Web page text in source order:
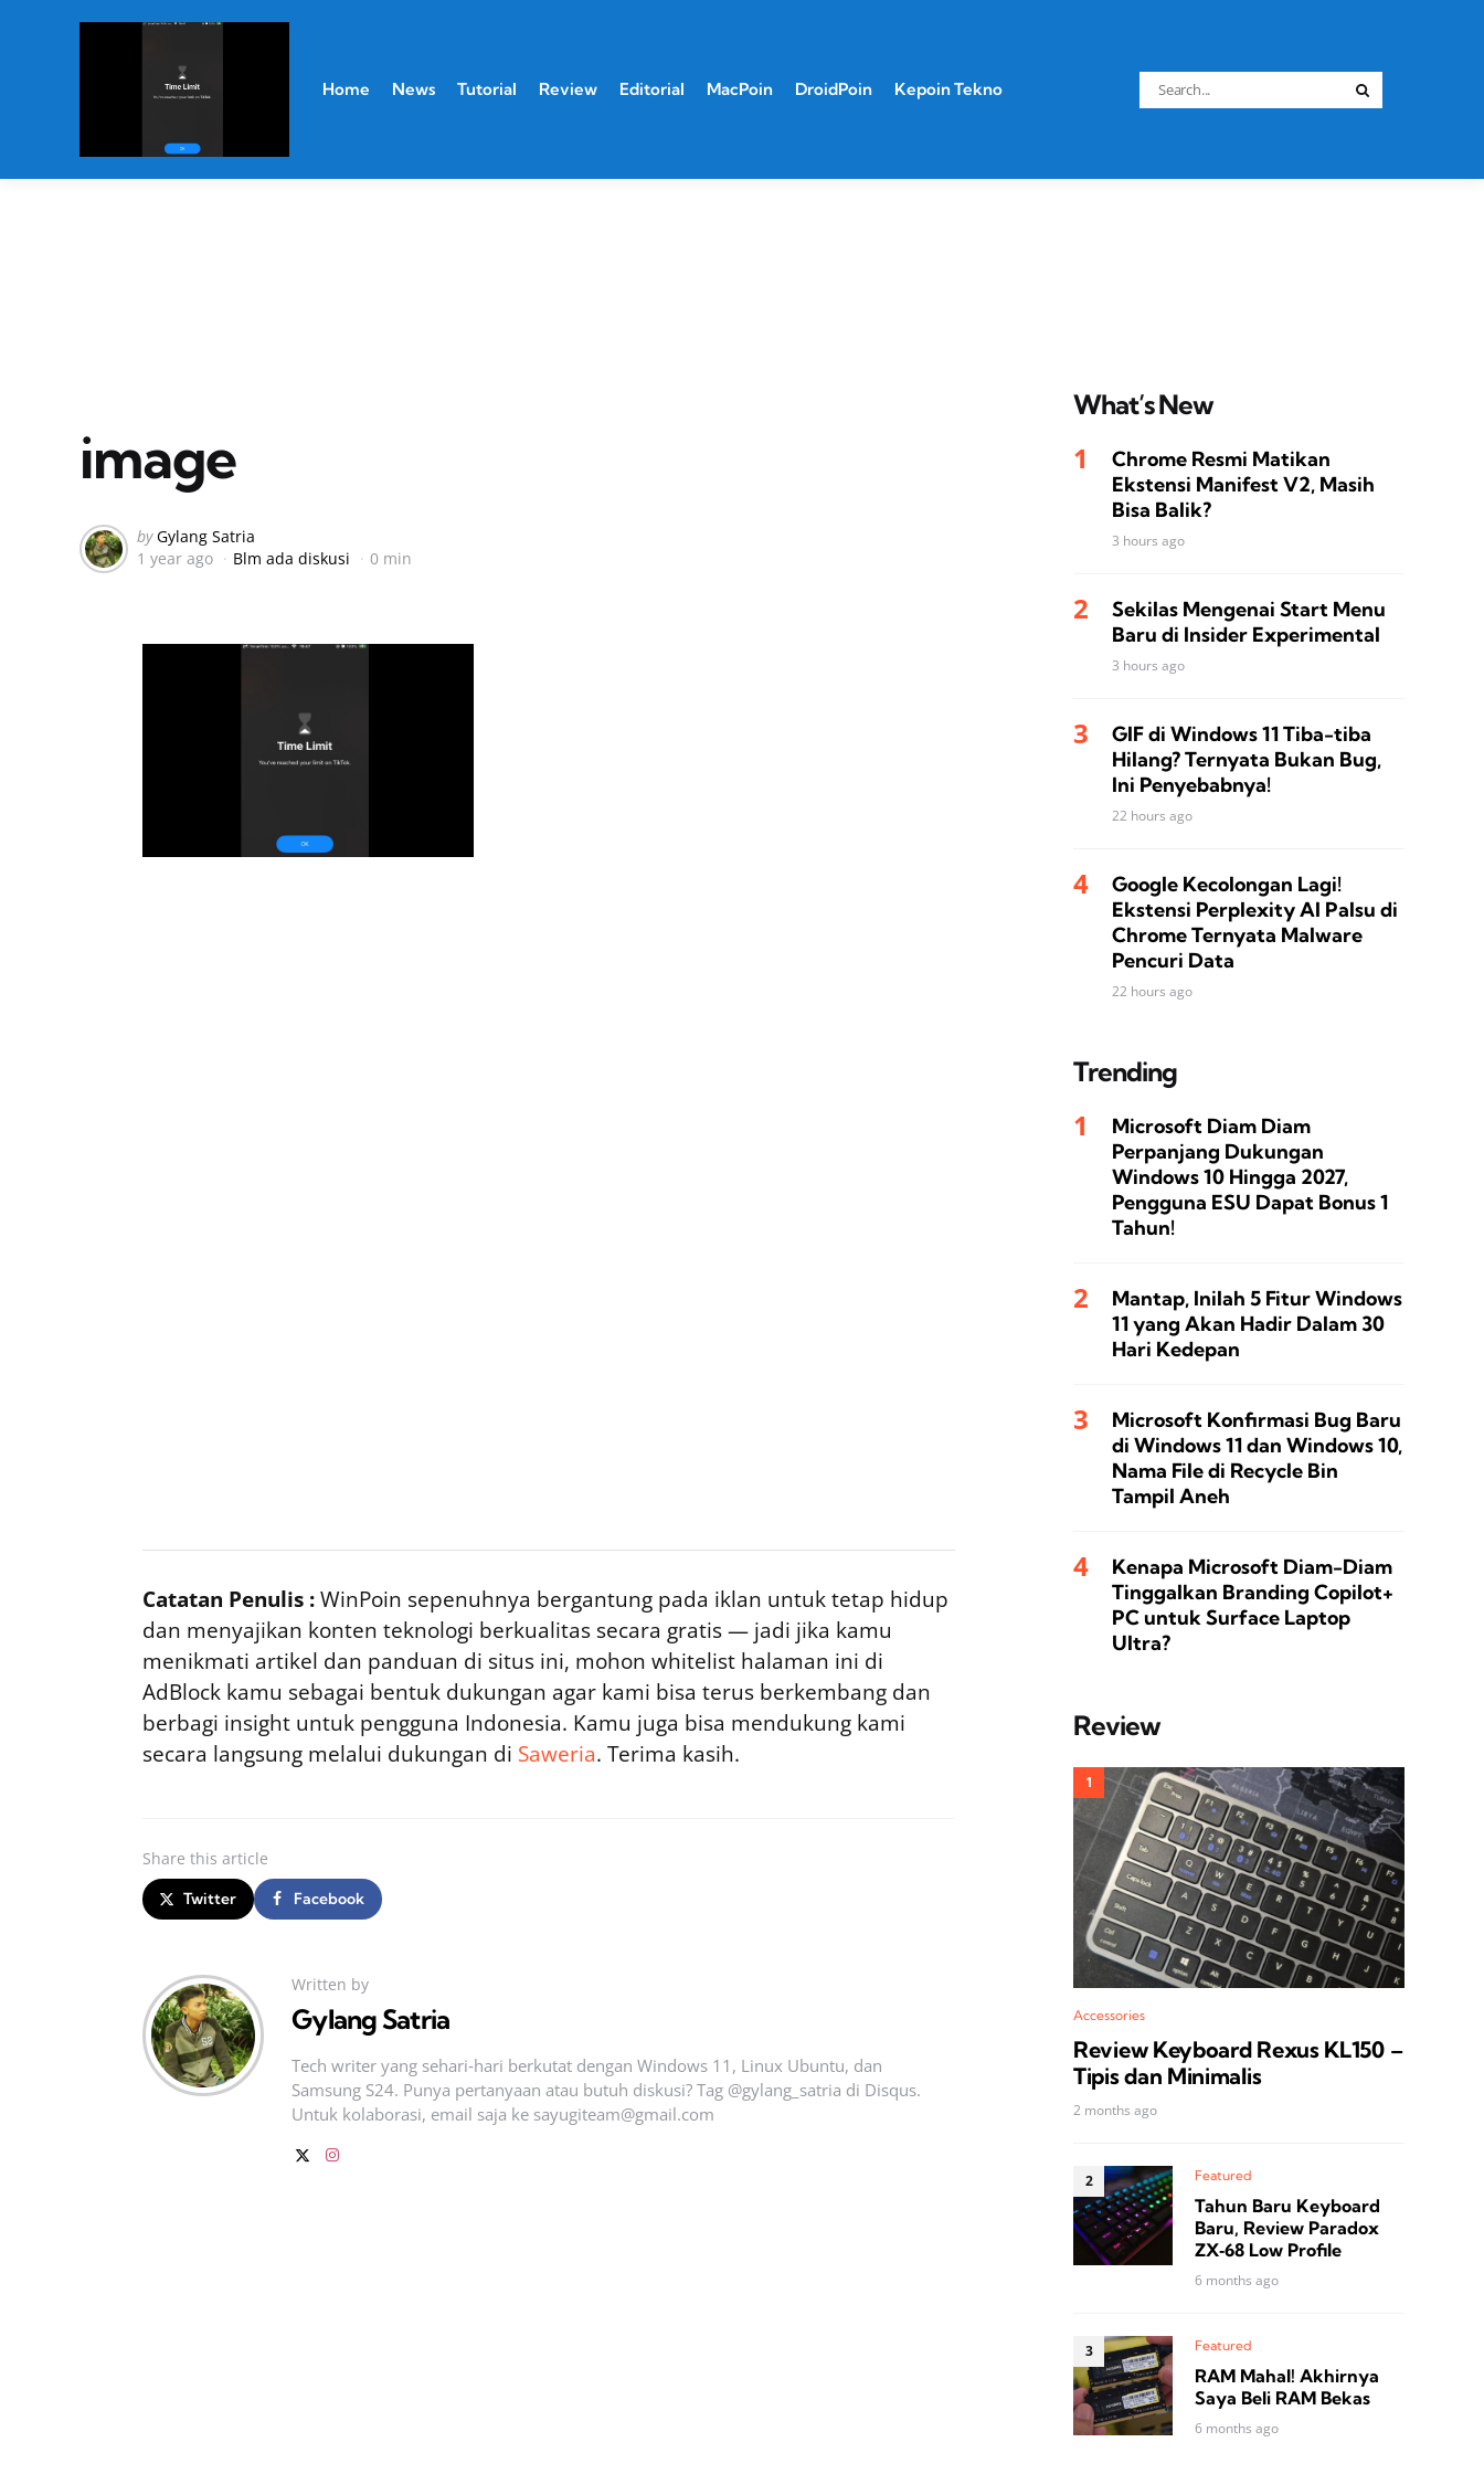
Home News Tutorial Review Editorial MacPoin DroidPoin Kepoin Tekno
Search
for:
image
Posted
by
by Gylang Satria
1 year ago
Blm ada diskusi 0 min
Catatan Penulis :WinPoin sepenuhnya bergantung pada iklan untuk tetap hidup
dan menyajikan konten teknologi berkualitas secara gratis — jadi jika kamu
menikmati artikel dan panduan di situs ini, mohon whitelist halaman ini di
AdBlock kamu sebagai bentuk dukungan agar kami bisa terus berkembang dan
berbagi insight untuk pengguna Indonesia. Kamu juga bisa mendukung kami
secara langsung melalui dukungan di Saweria. Terima kasih.
Share this article
Twitter Facebook
Written by
Gylang Satria
Tech writer yang sehari‑hari berkutat dengan Windows 11, Linux Ubuntu, dan
Samsung S24. Punya pertanyaan atau butuh diskusi? Tag @gylang_satria di Disqus.
Untuk kolaborasi, email saja ke sayugiteam@gmail.com
What’s New
Chrome Resmi Matikan
Ekstensi Manifest V2, Masih
Bisa Balik?
3 hours ago
Sekilas Mengenai Start Menu
Baru di Insider Experimental
3 hours ago
GIF di Windows 11 Tiba-tiba
Hilang? Ternyata Bukan Bug,
Ini Penyebabnya!
22 hours ago
Google Kecolongan Lagi!
Ekstensi Perplexity AI Palsu di
Chrome Ternyata Malware
Pencuri Data
22 hours ago
Trending
Microsoft Diam Diam
Perpanjang Dukungan
Windows 10 Hingga 2027,
Pengguna ESU Dapat Bonus 1
Tahun!
Mantap, Inilah 5 Fitur Windows
11 yang Akan Hadir Dalam 30
Hari Kedepan
Microsoft Konfirmasi Bug Baru
di Windows 11 dan Windows 10,
Nama File di Recycle Bin
Tampil Aneh
Kenapa Microsoft Diam-Diam
Tinggalkan Branding Copilot+
PC untuk Surface Laptop
Ultra?
Review
Accessories
Review Keyboard Rexus KL150 –
Tipis dan Minimalis
2 months ago
Featured
Tahun Baru Keyboard
Baru, Review Paradox
ZX‑68 Low Profile
6 months ago
Featured
RAM Mahal! Akhirnya
Saya Beli RAM Bekas
6 months ago